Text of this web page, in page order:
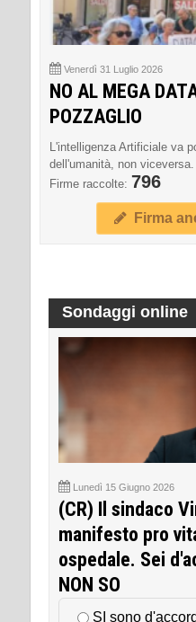
Venerdì 31 Luglio 2026
NO AL MEGA
POZZAGLIO
L'intelligenza Artificiale va
dell'umanità, non viceversa.
Firme raccolte: 796
Firma
Sondaggi online
Lunedì 15 Giugno 2026
(CR) Il sindaco
manifesto pro
ospedale. Sei
NON SO
SI sono